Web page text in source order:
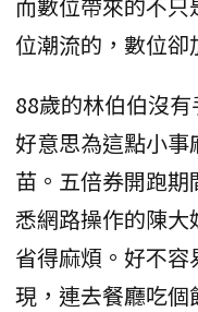
位潮流的，數位卻
88歲的林伯伯沒
好意思為這點小
苗。五倍券開跑
悉網路操作的陳
省得麻煩。好不
現，連去餐廳吃